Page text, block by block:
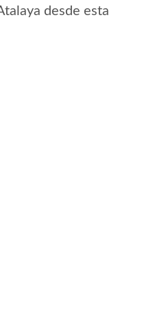
desde esta